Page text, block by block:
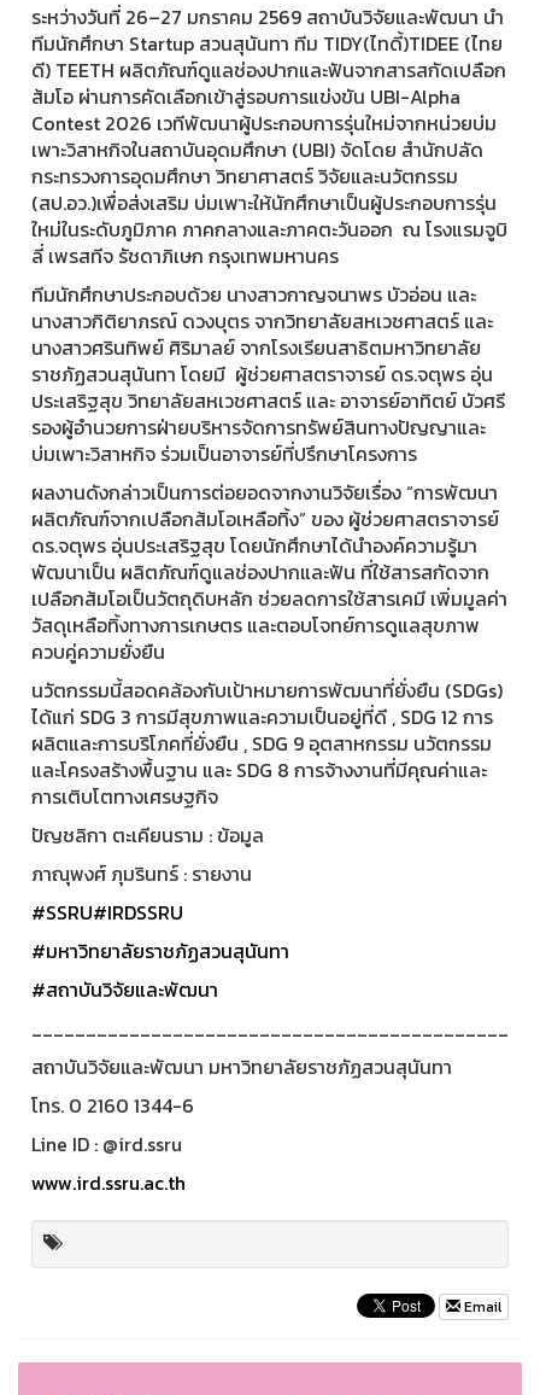
ระหว่างวันที่ 26–27 มกราคม 2569 สถาบันวิจัยและพัฒนา นำ
ทีมนักศึกษา Startup สวนสุนันทา ทีม TIDY(ไทดี้)TIDEE (ไทย
ดี) TEETH ผลิตภัณฑ์ดูแลช่องปากและฟันจากสารสกัดเปลือก
ส้มโอ ผ่านการคัดเลือกเข้าสู่รอบการแข่งขัน UBI-Alpha
Contest 2026 เวทีพัฒนาผู้ประกอบการรุ่นใหม่จากหน่วยบ่ม
เพาะวิสาหกิจในสถาบันอุดมศึกษา (UBI) จัดโดย สำนักปลัด
กระทรวงการอุดมศึกษา วิทยาศาสตร์ วิจัยและนวัตกรรม
(สป.อว.)เพื่อส่งเสริม บ่มเพาะให้นักศึกษาเป็นผู้ประกอบการรุ่น
ใหม่ในระดับภูมิภาค ภาคกลางและภาคตะวันออก ณ โรงแรมจูบิ
ลี่ เพรสทีจ รัชดาภิเษก กรุงเทพมหานคร
ทีมนักศึกษาประกอบด้วย นางสาวกาญจนาพร บัวอ่อน และ
นางสาวกิติยาภรณ์ ดวงบุตร จากวิทยาลัยสหเวชศาสตร์ และ
นางสาวศรินทิพย์ ศิริมาลย์ จากโรงเรียนสาธิตมหาวิทยาลัย
ราชภัฏสวนสุนันทา โดยมี ผู้ช่วยศาสตราจารย์ ดร.จตุพร อุ่น
ประเสริฐสุข วิทยาลัยสหเวชศาสตร์ และ อาจารย์อาทิตย์ บัวศรี
รองผู้อำนวยการฝ่ายบริหารจัดการทรัพย์สินทางปัญญาและ
บ่มเพาะวิสาหกิจ ร่วมเป็นอาจารย์ที่ปรึกษาโครงการ
ผลงานดังกล่าวเป็นการต่อยอดจากงานวิจัยเรื่อง “การพัฒนา
ผลิตภัณฑ์จากเปลือกส้มโอเหลือทิ้ง” ของ ผู้ช่วยศาสตราจารย์
ดร.จตุพร อุ่นประเสริฐสุข โดยนักศึกษาได้นำองค์ความรู้มา
พัฒนาเป็น ผลิตภัณฑ์ดูแลช่องปากและฟัน ที่ใช้สารสกัดจาก
เปลือกส้มโอเป็นวัตถุดิบหลัก ช่วยลดการใช้สารเคมี เพิ่มมูลค่า
วัสดุเหลือทิ้งทางการเกษตร และตอบโจทย์การดูแลสุขภาพ
ควบคู่ความยั่งยืน
นวัตกรรมนี้สอดคล้องกับเป้าหมายการพัฒนาที่ยั่งยืน (SDGs)
ได้แก่ SDG 3 การมีสุขภาพและความเป็นอยู่ที่ดี , SDG 12 การ
ผลิตและการบริโภคที่ยั่งยืน , SDG 9 อุตสาหกรรม นวัตกรรม
และโครงสร้างพื้นฐาน และ SDG 8 การจ้างงานที่มีคุณค่าและ
การเติบโตทางเศรษฐกิจ
ปัญชลิกา ตะเคียนราม : ข้อมูล
ภาณุพงศ์ ภุมรินทร์ : รายงาน
#SSRU#IRDSSRU
#มหาวิทยาลัยราชภัฏสวนสุนันทา
#สถาบันวิจัยและพัฒนา
____________________________________________
สถาบันวิจัยและพัฒนา มหาวิทยาลัยราชภัฏสวนสุนันทา
โทร. 0 2160 1344-6
Line ID : @ird.ssru
www.ird.ssru.ac.th
Email